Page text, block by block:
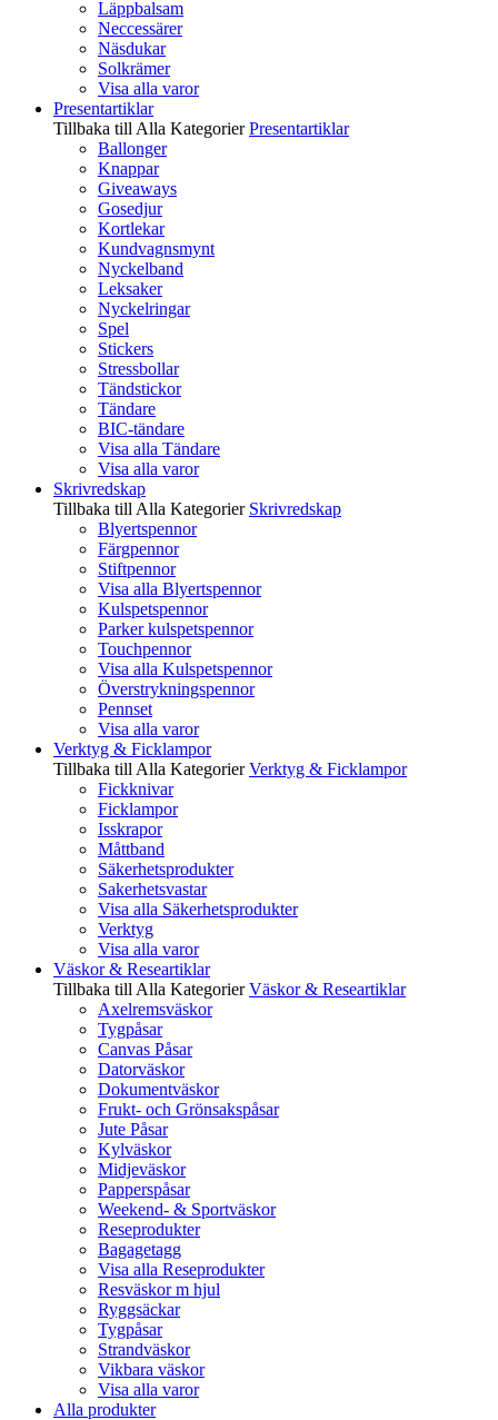
Läppbalsam
Neccessärer
Näsdukar
Solkrämer
Visa alla varor
Presentartiklar
Tillbaka till Alla Kategorier Presentartiklar
Ballonger
Knappar
Giveaways
Gosedjur
Kortlekar
Kundvagnsmynt
Nyckelband
Leksaker
Nyckelringar
Spel
Stickers
Stressbollar
Tändstickor
Tändare
BIC-tändare
Visa alla Tändare
Visa alla varor
Skrivredskap
Tillbaka till Alla Kategorier Skrivredskap
Blyertspennor
Färgpennor
Stiftpennor
Visa alla Blyertspennor
Kulspetspennor
Parker kulspetspennor
Touchpennor
Visa alla Kulspetspennor
Överstrykningspennor
Pennset
Visa alla varor
Verktyg & Ficklampor
Tillbaka till Alla Kategorier Verktyg & Ficklampor
Fickknivar
Ficklampor
Isskrapor
Måttband
Säkerhetsprodukter
Sakerhetsvastar
Visa alla Säkerhetsprodukter
Verktyg
Visa alla varor
Väskor & Researtiklar
Tillbaka till Alla Kategorier Väskor & Researtiklar
Axelremsväskor
Tygpåsar
Canvas Påsar
Datorväskor
Dokumentväskor
Frukt- och Grönsakspåsar
Jute Påsar
Kylväskor
Midjeväskor
Papperspåsar
Weekend- & Sportväskor
Reseprodukter
Bagagetagg
Visa alla Reseprodukter
Resväskor m hjul
Ryggsäckar
Tygpåsar
Strandväskor
Vikbara väskor
Visa alla varor
Alla produkter